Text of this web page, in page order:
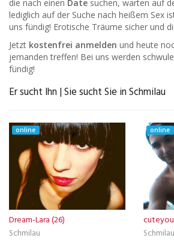
die nach einen Date suchen, warten auf
lediglich auf der Suche nach heißem Sex
uns fündig! Erotische Träume sicher und
Jetzt kostenfrei anmelden und heute
jemanden treffen! Bei uns werden
fündig!
Er sucht Ihn | Sie sucht Sie in Schmilau
online
Dream-Lara (26)
Schmilau
online
Schmilau